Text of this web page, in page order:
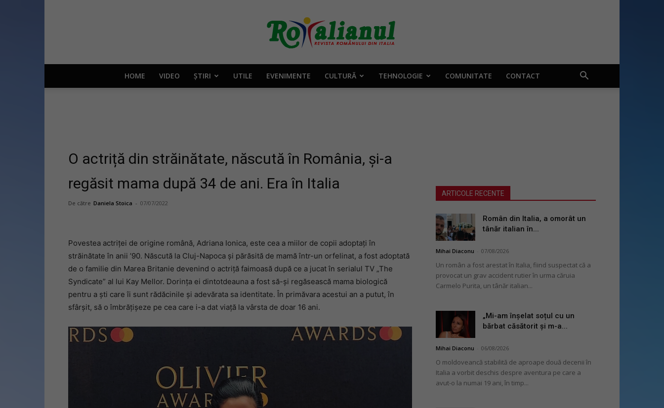
Rotalianul
românului
din
HOME VIDEO ȘTIRI UTILE EVENIMENTE CULTURĂ TEHNOLOGIE COMUNITATE CONTACT
O actriță din străinătate, născută în România, și-a
regăsit mama după 34 de ani. Era în Italia
De către Daniela Stoica - 07/07/2022
Povestea actriței de origine română, Adriana Ionica, este cea a miilor de copii adoptați în
străinătate în anii ’90. Născută la Cluj-Napoca și părăsită de mamă într-un orfelinat, a fost adoptată
de o familie din Marea Britanie devenind o actriță faimoasă după ce a jucat în serialul TV „The
Syndicate” al lui Kay Mellor. Dorința ei dintotdeauna a fost să-și regăsească mama biologică
pentru a ști care îi sunt rădăcinile și adevărata sa identitate. În primăvara acestui an a putut, în
sfârșit, să o îmbrățișeze pe cea care i-a dat viață la vârsta de doar 16 ani.
ARTICOLE RECENTE
Român din Italia, a omorât un
tânăr italian în...
Mihai Diaconu 07/08/2026
Un român a fost arestat în Italia, fiind suspectat că a
provocat un grav accident rutier în urma căruia
Carmelo Purita, un tânăr italian...
„Mi-am înșelat soțul cu un
bărbat căsătorit și m-a...
Mihai Diaconu 06/08/2026
O moldoveancă stabilită de aproape două decenii în
Italia a vorbit deschis despre aventura pe care a
avut-o la numai 19 ani, în timp...